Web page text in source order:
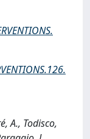
A., Todisco,